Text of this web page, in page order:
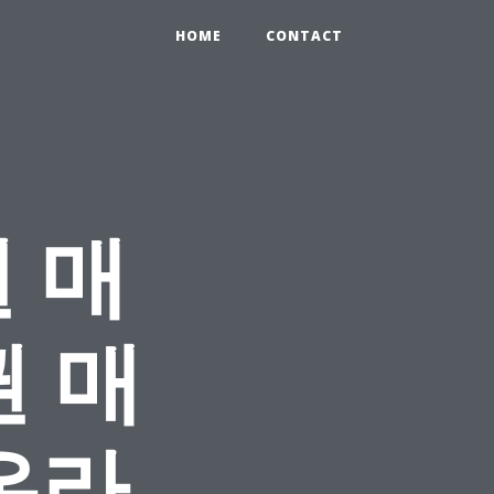
HOME CONTACT
매
매